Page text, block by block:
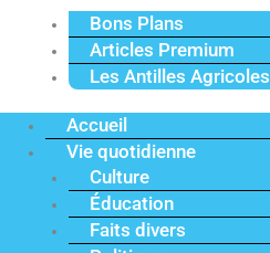
Bons Plans
Articles Premium
Les Antilles Agricoles
Accueil
Vie quotidienne
Culture
Éducation
Faits divers